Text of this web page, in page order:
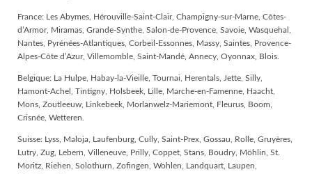
France: Les Abymes, Hérouville-Saint-Clair, Champigny-sur-Marne, Côtes-
d’Armor, Miramas, Grande-Synthe, Salon-de-Provence, Savoie, Wasquehal,
Nantes, Pyrénées-Atlantiques, Corbeil-Essonnes, Massy, Saintes, Provence-
Alpes-Côte d’Azur, Villemomble, Saint-Mandé, Annecy, Oyonnax, Blois.
Belgique: La Hulpe, Habay-la-Vieille, Tournai, Herentals, Jette, Silly,
Hamont-Achel, Tintigny, Holsbeek, Lille, Marche-en-Famenne, Haacht,
Mons, Zoutleeuw, Linkebeek, Morlanwelz-Mariemont, Fleurus, Boom,
Crisnée, Wetteren.
Suisse: Lyss, Maloja, Laufenburg, Cully, Saint-Prex, Gossau, Rolle, Gruyères,
Lutry, Zug, Lebern, Villeneuve, Prilly, Coppet, Stans, Boudry, Möhlin, St.
Moritz, Riehen, Solothurn, Zofingen, Wohlen, Landquart, Laupen,